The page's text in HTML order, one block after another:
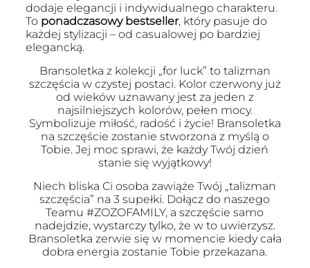
dodaje elegancji i indywidualnego charakteru.
To ponadczasowy bestseller, który pasuje do
każdej stylizacji – od casualowej po bardziej
elegancką.
Bransoletka z kolekcji „for luck” to talizman
szczęścia w czystej postaci. Kolor czerwony już
od wieków uznawany jest za jeden z
najsilniejszych kolorów, pełen mocy.
Symbolizuje miłość, radość i życie! Bransoletka
na szczęście zostanie stworzona z myślą o
Tobie. Jej moc sprawi, że każdy Twój dzień
stanie się wyjątkowy!
Niech bliska Ci osoba zawiąże Twój „talizman
szczęścia” na 3 supełki. Dołącz do naszego
Teamu #ZOZOFAMILY, a szczęście samo
nadejdzie, wystarczy tylko, że w to uwierzysz.
Bransoletka zerwie się w momencie kiedy cała
dobra energia zostanie Tobie przekazana.